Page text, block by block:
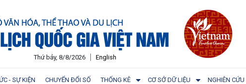
Thứ bảy, 8/8/2026 English
- SỰ KIỆN CHUYỂN ĐỔI SỐ THỐNG KÊ CƠ SỞ DỮ LIỆU NGHIÊN CỨU